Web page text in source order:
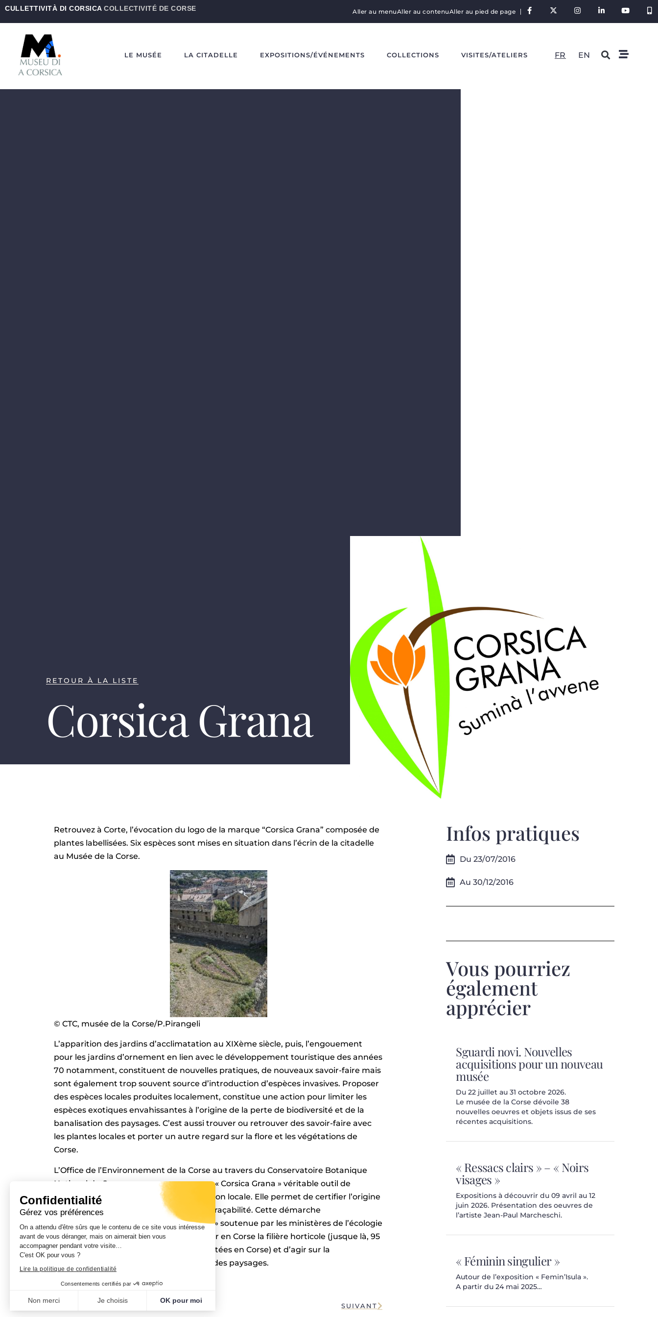
Confidentialité
Gérez vos préférences
On a attendu d'être sûrs que le contenu de ce site vous intéresse
avant de vous déranger, mais on aimerait bien vous
accompagner pendant votre visite…
C'est OK pour vous ?
Lire la politique de confidentialité
Consentements certifiés par
Non merci Je choisis OK pour moi
CULLETTIVITÀ DI CORSICA COLLECTIVITÉ DE CORSE Aller au menuAller au contenuAller au pied de page
LE MUSÉE LA CITADELLE EXPOSITIONS/ÉVÉNEMENTS COLLECTIONS VISITES/ATELIERS FR EN
RETOUR À LA LISTE
Corsica Grana
Retrouvez à Corte, l’évocation du logo de la marque “Corsica Grana” composée de
plantes labellisées. Six espèces sont mises en situation dans l’écrin de la citadelle
au Musée de la Corse.
© CTC, musée de la Corse/P.Pirangeli
L’apparition des jardins d’acclimatation au XIXème siècle, puis, l’engouement
pour les jardins d’ornement en lien avec le développement touristique des années
70 notamment, constituent de nouvelles pratiques, de nouveaux savoir-faire mais
sont également trop souvent source d’introduction d’espèces invasives. Proposer
des espèces locales produites localement, constitue une action pour limiter les
espèces exotiques envahissantes à l’origine de la perte de biodiversité et de la
banalisation des paysages. C’est aussi trouver ou retrouver des savoir-faire avec
les plantes locales et porter un autre regard sur la flore et les végétations de
Corse.
L’Office de l’Environnement de la Corse au travers du Conservatoire Botanique
National de Corse, propose une marque « Corsica Grana » véritable outil de
développement d’une filière de production locale. Elle permet de certifier l’origine
botanique des plants et d’en assurer la traçabilité. Cette démarche
complémentaire du label « végétal local » soutenue par les ministères de l’écologie
et de l’agriculture, permet de développer en Corse la filière horticole (jusque là, 95
% des plantes d’ornement étaient importées en Corse) et d’agir sur la
préservation du patrimoine végétale et des paysages.
SUIVANT
Infos pratiques
Du 23/07/2016
Au 30/12/2016
Vous pourriez
également
apprécier
Sguardi novi. Nouvelles
acquisitions pour un nouveau
musée
Du 22 juillet au 31 octobre 2026.
Le musée de la Corse dévoile 38
nouvelles oeuvres et objets issus de ses
récentes acquisitions.
« Ressacs clairs » – « Noirs
visages »
Expositions à découvrir du 09 avril au 12
juin 2026. Présentation des oeuvres de
l’artiste Jean-Paul Marcheschi.
« Féminin singulier »
Autour de l’exposition « Femin’Isula ».
A partir du 24 mai 2025…